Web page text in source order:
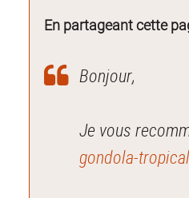
En partageant cette
Bonjour,
Je vous
gondola-